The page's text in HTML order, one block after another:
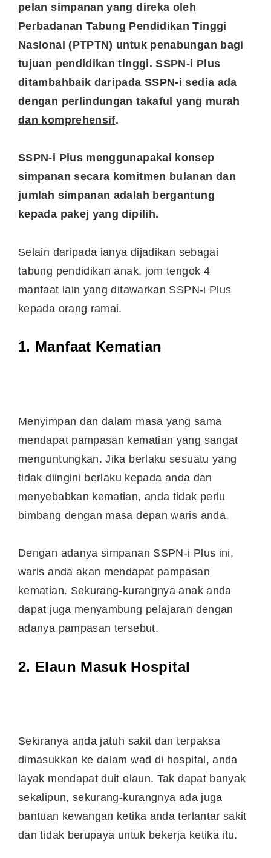
pelan simpanan yang direka oleh
Perbadanan Tabung Pendidikan Tinggi
Nasional (PTPTN) untuk penabungan bagi
tujuan pendidikan tinggi. SSPN-i Plus
ditambahbaik daripada SSPN-i sedia ada
dengan perlindungantakaful yang murah
dan komprehensif.
SSPN-i Plus menggunapakai konsep
simpanan secara komitmen bulanan dan
jumlah simpanan adalah bergantung
kepada pakej yang dipilih.
Selain daripada ianya dijadikan sebagai
tabung pendidikan anak, jom tengok 4
manfaat lain yang ditawarkan SSPN-i Plus
kepada orang ramai.
1. Manfaat Kematian
Menyimpan dan dalam masa yang sama
mendapat pampasan kematian yang sangat
menguntungkan. Jika berlaku sesuatu yang
tidak diingini berlaku kepada anda dan
menyebabkan kematian, anda tidak perlu
bimbang dengan masa depan waris anda.
Dengan adanya simpanan SSPN-i Plus ini,
waris anda akan mendapat pampasan
kematian. Sekurang-kurangnya anak anda
dapat juga menyambung pelajaran dengan
adanya pampasan tersebut.
2. Elaun Masuk Hospital
Sekiranya anda jatuh sakit dan terpaksa
dimasukkan ke dalam wad di hospital, anda
layak mendapat duit elaun. Tak dapat banyak
sekalipun, sekurang-kurangnya ada juga
bantuan kewangan ketika anda terlantar sakit
dan tidak berupaya untuk bekerja ketika itu.